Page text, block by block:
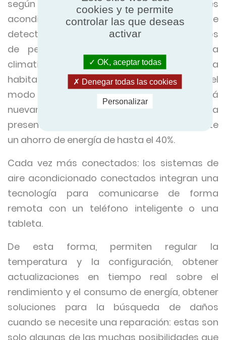
según el clima exterior. Muchos aires
acondicionados cuentan con sensores que
detectan la presencia, posición y movimientos
de personas dentro de la habitación a
climatizar. En caso de que no haya nadie en la
habitación, el aire acondicionado activará el
modo de ahorro de energía y se reactivará
nuevamente tan pronto como identifique la
presencia de personas. Esta función permite
un ahorro de energía de hasta el 40%.
Cada vez más conectados: los sistemas de
aire acondicionado conectados integran una
tecnología para comunicarse de forma
remota con un teléfono inteligente o una
tableta.
De esta forma, permiten regular la
temperatura y la configuración, obtener
actualizaciones en tiempo real sobre el
rendimiento y el consumo de energía, obtener
soluciones para la búsqueda de daños
cuando se necesite una reparación: estas son
solo algunas de las muchas posibilidades que
cookies y te permite
controlar las que deseas
activar
OK, aceptar todas
Denegar todas las cookies
Personalizar